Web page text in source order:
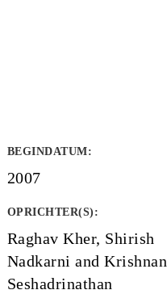
BEGINDATUM:
2007
OPRICHTER(S) :
Raghav Kher, Shirish
Nadkarni and Krishnan
Seshadrinathan